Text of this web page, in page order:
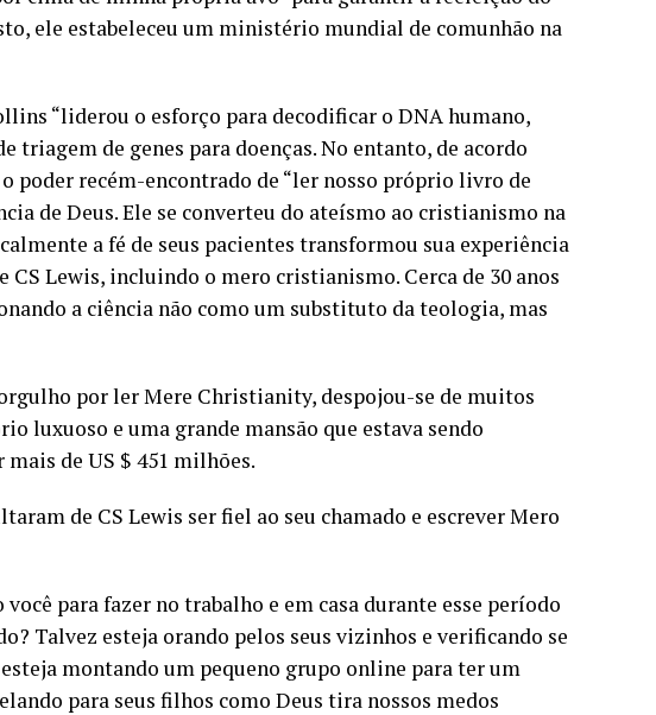
ele estabeleceu um ministério mundial de comunhão na
“liderou o esforço para decodificar o DNA humano,
de genes para doenças. No entanto, de acordo
poder recém-encontrado de “ler nosso próprio livro de
de Deus. Ele se converteu do ateísmo ao cristianismo na
a fé de seus pacientes transformou sua experiência
Lewis, incluindo o mero cristianismo. Cerca de 30 anos
a ciência não como um substituto da teologia, mas
por ler Mere Christianity, despojou-se de muitos
luxuoso e uma grande mansão que estava sendo
de US $ 451 milhões.
de CS Lewis ser fiel ao seu chamado e escrever Mero
para fazer no trabalho e em casa durante esse período
Talvez esteja orando pelos seus vizinhos e verificando se
montando um pequeno grupo online para ter um
para seus filhos como Deus tira nossos medos